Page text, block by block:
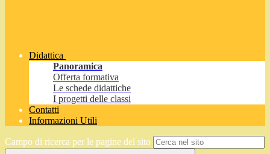
Didattica
Panoramica
Offerta formativa
Le schede didattiche
I progetti delle classi
Contatti
Informazioni Utili
Campo di ricerca per le pagine del sito